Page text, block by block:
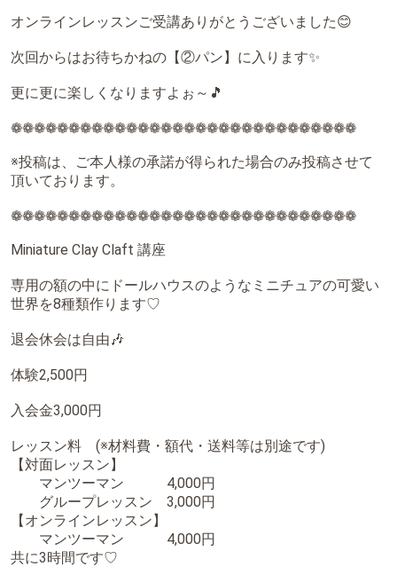
オンラインレッスンご受講ありがとうございました😊
次回からはお待ちかねの【②パン】に入ります✨
更に更に楽しくなりますよぉ～🎵
❁❁❁❁❁❁❁❁❁❁❁❁❁❁❁❁❁❁❁❁❁❁❁❁❁❁❁❁❁❁
※投稿は、ご本人様の承諾が得られた場合のみ投稿させて
頂いております。
❁❁❁❁❁❁❁❁❁❁❁❁❁❁❁❁❁❁❁❁❁❁❁❁❁❁❁❁❁❁
⁡Miniature Clay Claft 講座⁡
⁡専用の額の中にドールハウスのようなミニチュアの可愛い
世界を8種類作ります♡⁡
⁡退会休会は自由🎶⁡⁡
体験2,500円
入会金3,000円
⁡レッスン料 (※材料費・額代・送料等は別途です)
【対面レッスン】
⁡ マンツーマン 4,000円⁡
グループレッスン 3,000円⁡⁡
⁡【オンラインレッスン】⁡
⁡マンツーマン 4,000円
⁡共に3時間です♡⁡